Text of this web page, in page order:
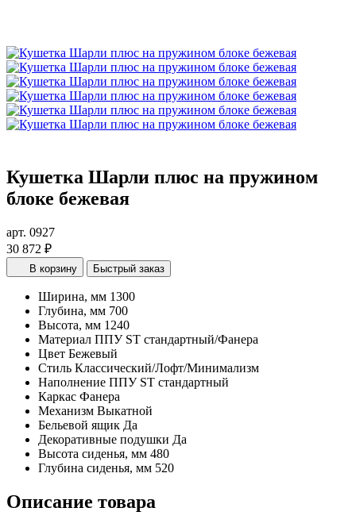
Кушетка Шарли плюс на пружином
блоке бежевая
арт. 0927
30 872 ₽
В корзину Быстрый заказ
Ширина, мм 1300
Глубина, мм 700
Высота, мм 1240
Материал ППУ ST стандартный/Фанера
Цвет Бежевый
Стиль Классический/Лофт/Минимализм
Наполнение ППУ ST стандартный
Каркас Фанера
Механизм Выкатной
Бельевой ящик Да
Декоративные подушки Да
Высота сиденья, мм 480
Глубина сиденья, мм 520
Описание товара